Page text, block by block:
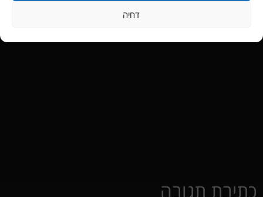
דחיה
כתיבת תגובה